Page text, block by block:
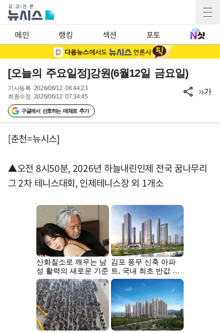
메인 랭킹 섹션 포토
[오늘의 주요일정]강원(6월12일 금요일)
기사등록 2026/06/12 06:44:23
최종수정 2026/06/12 07:34:45
구글에서 선호하는 매체로 추가
가가
[춘천=뉴시스]
▲오전 8시50분, 2026년 하늘내린인제 전국 꿈나무리
그 2차 테니스대회, 인제테니스장 외 1개소